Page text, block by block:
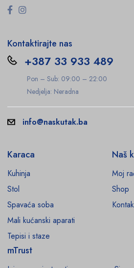
Kontaktirajte nas
+387 33 933 489
Pon – Sub: 09:00 – 22:00
Nedjelja: Neradna
info@naskutak.ba
Karaca
Kuhinja
Stol
Spavaća soba
Mali kućanski aparati
Tepisi i staze
Naš
Moj
Shop
mTrust